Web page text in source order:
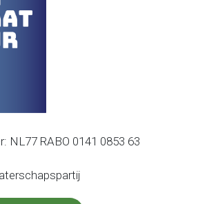
NL77 RABO 0141 0853 63